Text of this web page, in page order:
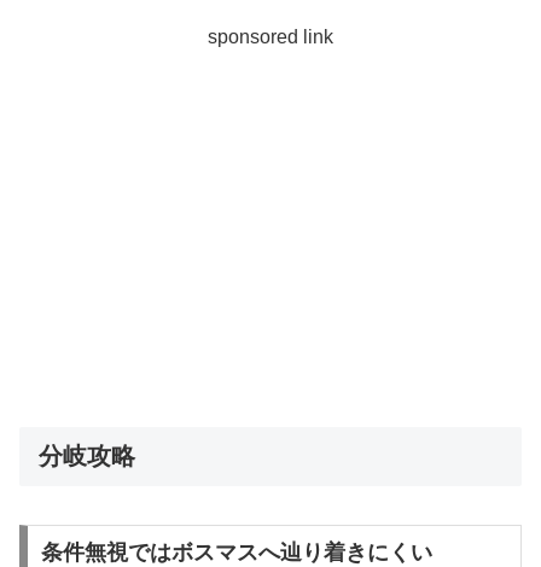
sponsored link
分岐攻略
条件無視ではボスマスへ辿り着きにくい